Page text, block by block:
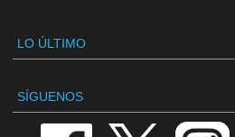
LO ÚLTIMO
SÍGUENOS